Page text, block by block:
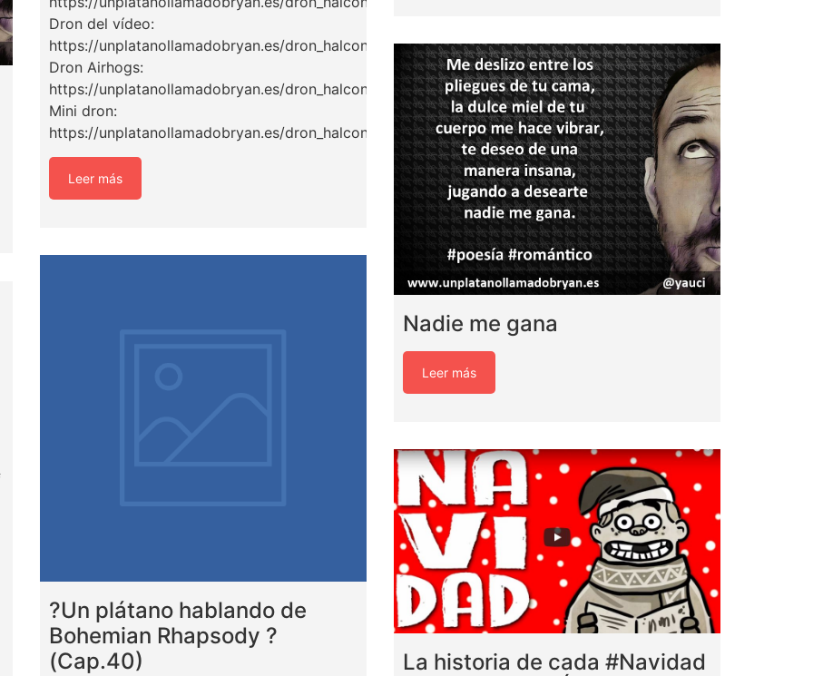
Dron del vídeo:
https://unplatanollamadobryan.es/dron_halcon_milenario_video
Dron Airhogs:
https://unplatanollamadobryan.es/dron_halcon_milenario_airhogs
Mini dron:
https://unplatanollamadobryan.es/dron_halcon_milenario_minidron
Leer más
Nadie me gana
Leer más
?Un plátano hablando de
Bohemian Rhapsody ?
(Cap.40)
La historia de cada #Navidad